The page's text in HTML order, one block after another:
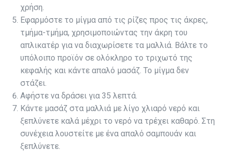
χρήση.
Εφαρμόστε το μίγμα από τις ρίζες προς τις άκρες,
τμήμα-τμήμα, χρησιμοποιώντας την άκρη του
απλικατέρ για να διαχωρίσετε τα μαλλιά. Βάλτε το
υπόλοιπο προϊόν σε ολόκληρο το τριχωτό της
κεφαλής και κάντε απαλό μασάζ. Το μίγμα δεν
στάζει.
Αφήστε να δράσει για 35 λεπτά.
Κάντε μασάζ στα μαλλιά με λίγο χλιαρό νερό και
ξεπλύνετε καλά μέχρι το νερό να τρέχει καθαρό. Στη
συνέχεια λουστείτε με ένα απαλό σαμπουάν και
ξεπλύνετε.